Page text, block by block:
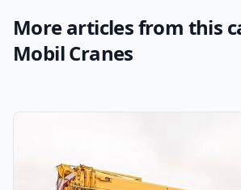
More articles from this
Mobil Cranes